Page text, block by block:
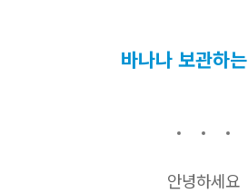
바나나 보관하
안녕하세요